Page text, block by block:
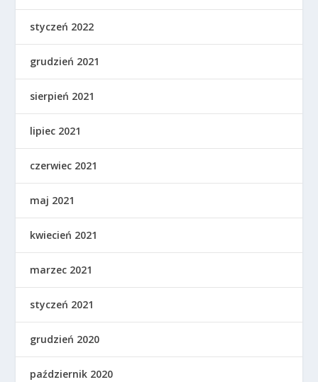
styczeń 2022
grudzień 2021
sierpień 2021
lipiec 2021
czerwiec 2021
maj 2021
kwiecień 2021
marzec 2021
styczeń 2021
grudzień 2020
październik 2020